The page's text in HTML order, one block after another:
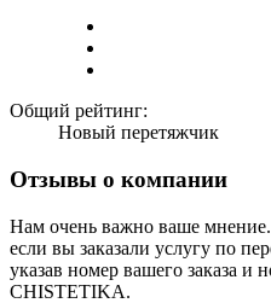
Общий рейтинг:
Новый перетяжчик
Отзывы о компании
Нам очень важно ваше
если вы заказали услугу по
указав номер вашего заказа и
CHISTETIKA.